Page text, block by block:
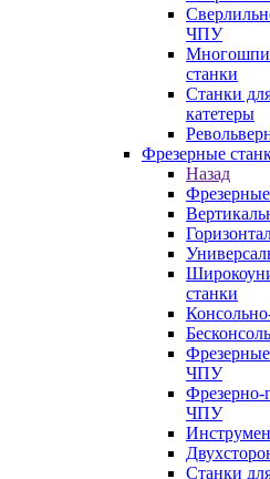
ЧПУ
станки
Станки
катетеры
Фрезерные
Назад
станки
ЧПУ
Фрезерно-
ЧПУ
Станки